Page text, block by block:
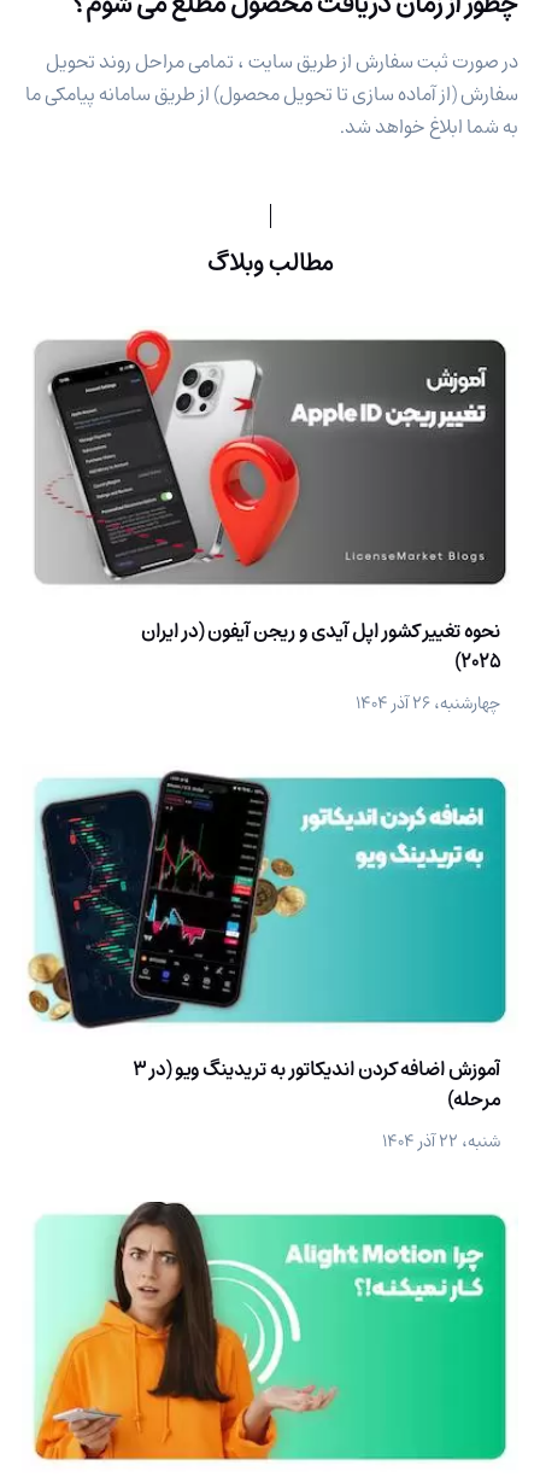
در صورت ثبت سفارش از طریق سایت ، تمامی مراحل روند تحویل
سفارش (از آماده سازی تا تحویل محصول) از طریق سامانه پیامکی ما
به شما ابلاغ خواهد شد.
مطالب وبلاگ
نحوه تغییر کشور اپل آیدی و ریجن آیفون (در ایران
2025)
چهارشنبه، ۲۶ آذر ۱۴۰۴
آموزش اضافه کردن اندیکاتور به تریدینگ ویو (در 3
مرحله)
شنبه، ۲۲ آذر ۱۴۰۴